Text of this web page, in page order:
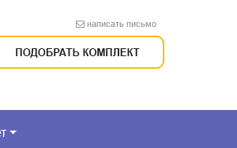
написать письмо